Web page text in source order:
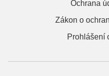
Ochrana
Zákon o
Prohlášení